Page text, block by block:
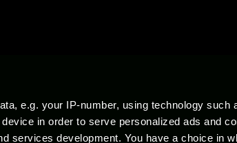
e.g. your IP-number, using technology such
in order to serve personalized ads and
services development. You have a choice in
Logos sind Warenzeichen oder eingetragene
Family Mark", "PlayStation" und "PlayStation Store"